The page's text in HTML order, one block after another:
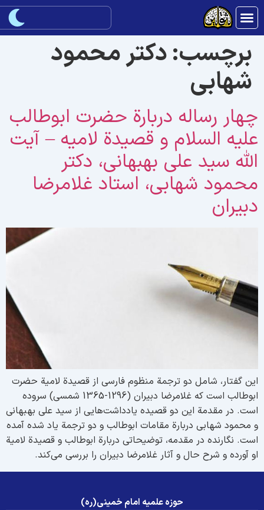
برچسب:دکتر محمود
شهابی
رساله دربارة حضرت ابوطالب
السلام و قصیدة لامیه – آیت
سید علی بهبهانی، دکتر
شهابی، استاد غلامرضا
گفتار، شامل دو ترجمة منظوم فارسی از قصیدة لامیة حضرت
ابوطالب است که غلامرضا دبیران (1296-1365 شمسی) سروده
در مقدمة این دو قصیده یادداشت‌هایی از سید علی بهبهانی
محمود شهابی دربارة مقامات ابوطالب و دو ترجمة یاد شده آمده
نگارنده در مقدمه، توضیحاتی دربارة ابوطالب و قصیدة لامیة
آورده و شرح حال و آثار غلامرضا دبیران را بررسی می‌کند.
حوزه علمیه امام خمینی(ره)